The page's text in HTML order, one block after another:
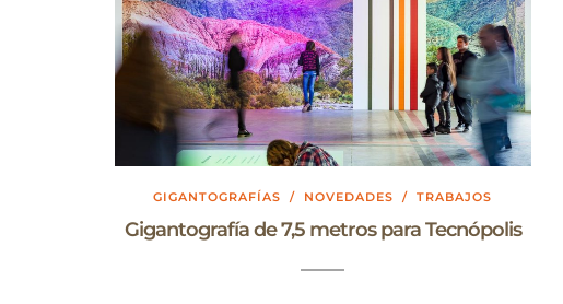
GIGANTOGRAFÍAS / NOVEDADES /TRABAJOS
Gigantografía de 7,5 metros para Tecnópolis